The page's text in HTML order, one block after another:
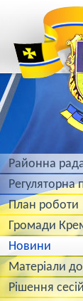
Районна
Регуляторна
План роботи
Громади
Новини
Матеріали до
Рішення сесій